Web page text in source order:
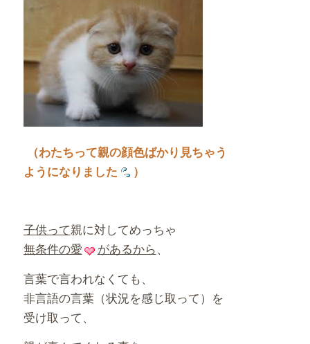
（わたちって親の顔色ばかり見ちゃう
ようになりました
）
子供って親に対してめっちゃ
無条件の愛
があるから、
言葉で言われなくても、
非言語の言葉（状況を感じ取って）を
受け取って、